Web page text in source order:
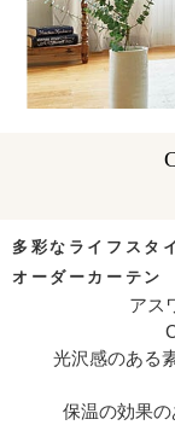
多彩なライフスタ
オーダーカーテン
アス
光沢感のある
保温の効果の